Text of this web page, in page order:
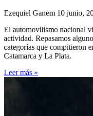
Ezequiel Ganem 10 junio,
El automovilismo nacional
actividad. Repasamos
categorías que compitieron
Catamarca y La Plata.
Leer más »